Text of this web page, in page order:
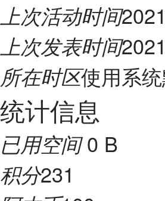
上次活动时间
上次发表时间
所在时区使用系
统计信息
已用空间0 B
积分231